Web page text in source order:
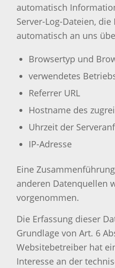
automatisch
Server-Log-Dateien,
automatisch an uns
Browsertyp und
verwendetes
Referrer URL
Hostname des
Uhrzeit der
IP-Adresse
Eine
anderen Datenquellen
vorgenommen.
Die Erfassung dieser
Grundlage von Art. 6
Websitebetreiber hat
Interesse an der